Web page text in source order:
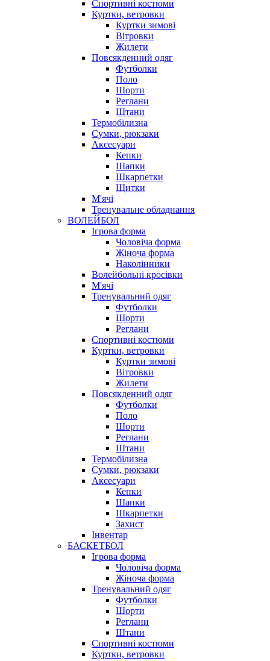
Спортивні костюми
Куртки, ветровки
Куртки зимові
Вітровки
Жилети
Повсякденний одяг
Футболки
Поло
Шорти
Реглани
Штани
Термобілизна
Сумки, рюкзаки
Аксесуари
Кепки
Шапки
Шкарпетки
Щитки
М'ячі
Тренувальне обладнання
ВОЛЕЙБОЛ
Ігрова форма
Чоловіча форма
Жіноча форма
Наколінники
Волейбольні кросівки
М'ячі
Тренувальний одяг
Футболки
Шорти
Реглани
Спортивні костюми
Куртки, ветровки
Куртки зимові
Вітровки
Жилети
Повсякденний одяг
Футболки
Поло
Шорти
Реглани
Штани
Термобілизна
Сумки, рюкзаки
Аксесуари
Кепки
Шапки
Шкарпетки
Захист
Інвентар
БАСКЕТБОЛ
Ігрова форма
Чоловіча форма
Жіноча форма
Тренувальний одяг
Футболки
Шорти
Реглани
Штани
Спортивні костюми
Куртки, ветровки